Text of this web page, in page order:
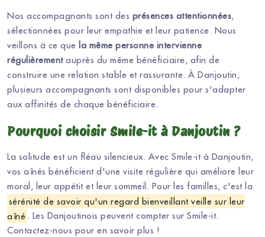
Nos accompagnants sont des présences attentionnées,
sélectionnées pour leur empathie et leur patience. Nous
veillons à ce que la même personne intervienne
régulièrementauprès du même bénéficiaire, afin de
construire une relation stable et rassurante. À Danjoutin,
plusieurs accompagnants sont disponibles pour s'adapter
aux affinités de chaque bénéficiaire.
Pourquoi choisir Smile-it à Danjoutin ?
La solitude est un fléau silencieux. Avec Smile-it à Danjoutin,
vos aînés bénéficient d'une visite régulière qui améliore leur
moral, leur appétit et leur sommeil. Pour les familles, c'est la
sérénité de savoir qu'un regard bienveillant veille sur leur
aîné . Les Danjoutinois peuvent compter sur Smile-it.
Contactez-nous pour en savoir plus !